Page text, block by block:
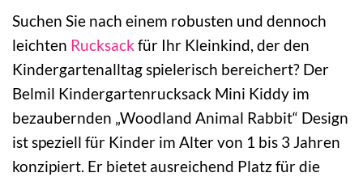
Suchen Sie nach einem robusten und dennoch
leichten Rucksack für Ihr Kleinkind, der den
Kindergartenalltag spielerisch bereichert? Der
Belmil Kindergartenrucksack Mini Kiddy im
bezaubernden „Woodland Animal Rabbit“ Design
ist speziell für Kinder im Alter von 1 bis 3 Jahren
konzipiert. Er bietet ausreichend Platz für die